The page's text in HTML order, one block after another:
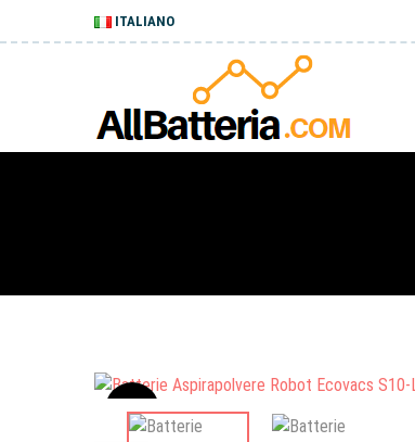
ITALIANO
Sale